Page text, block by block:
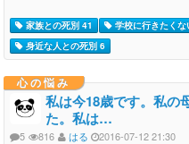
家族との死別 41 学校に行きたくな
身近な人との死別 6
心の悩み
私は今18歳です。私の
た。私は…
5 816 はる 2016-07-12 21:30